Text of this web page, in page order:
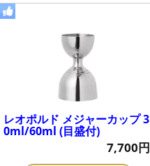
レオポルド メジャーカップ 3
0ml/60ml (目盛付)
7,700円